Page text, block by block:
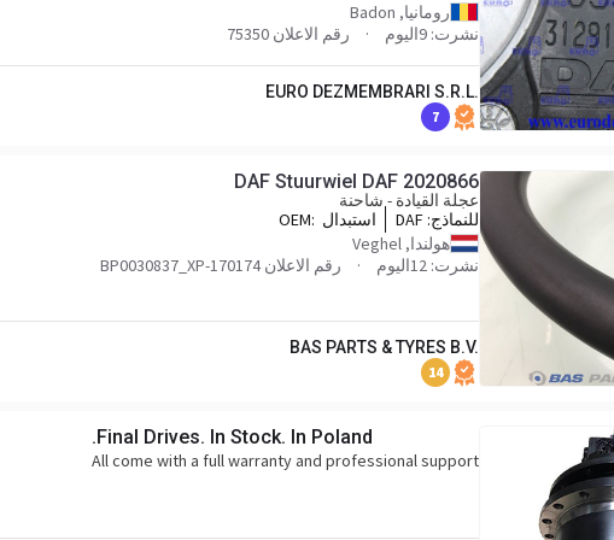
رومانيا, Badon
نشرت: 9اليوم
رقم الاعلان 75350
EURO DEZMEMBRARI S.R.L.
7
DAF Stuurwiel DAF 2020866
عجلة القيادة - شاحنة
للنماذج: DAF
استبدال OEM:
2020866,76832897_DAF,DAF2020866,76832897_DAFUP
هولندا, Veghel
نشرت: 12اليوم
رقم الاعلان BP0030837_XP-170174
BAS PARTS & TYRES B.V.
14
Final Drives. In Stock. In Poland.
All come with a full warranty and professional support